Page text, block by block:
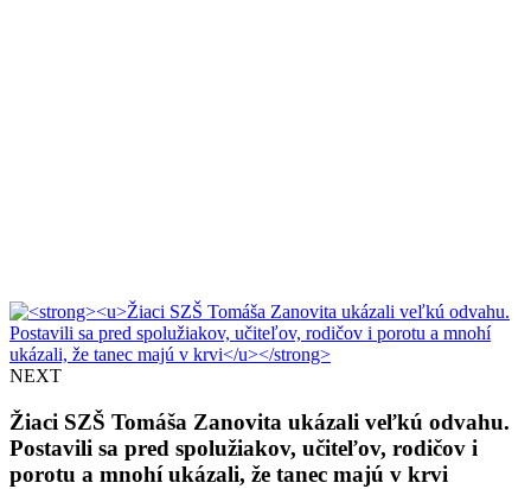
NEXT
Žiaci SZŠ Tomáša Zanovita ukázali veľkú odvahu.
Postavili sa pred spolužiakov, učiteľov, rodičov i
porotu a mnohí ukázali, že tanec majú v krvi